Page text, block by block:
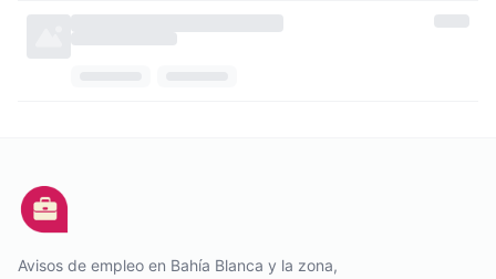
Avisos de empleo en Bahía Blanca y la zona,